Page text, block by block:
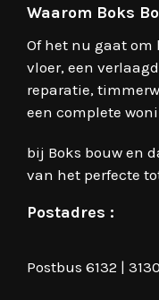
Waarom Boks
Of het nu gaat om
vloer, een
reparatie,
een complete
bij Boks bouw en
van het perfecte
Postadres :
Postbus 6132 |